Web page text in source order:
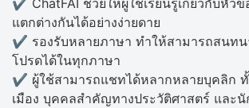
✔️ ChatFAI ช่วยให้ผู้ใช้เรียนรู้เกี่ยวกับหัว
แตกต่างกันได้อย่างง่ายดาย
✔️ รองรับหลายภาษา ทำให้สามารถสนทน
โปรดได้ในทุกภาษา
✔️ ผู้ใช้สามารถแชทได้หลากหลายบุคลิก
เมือง บุคคลสำคัญทางประวัติศาสตร์ และนั